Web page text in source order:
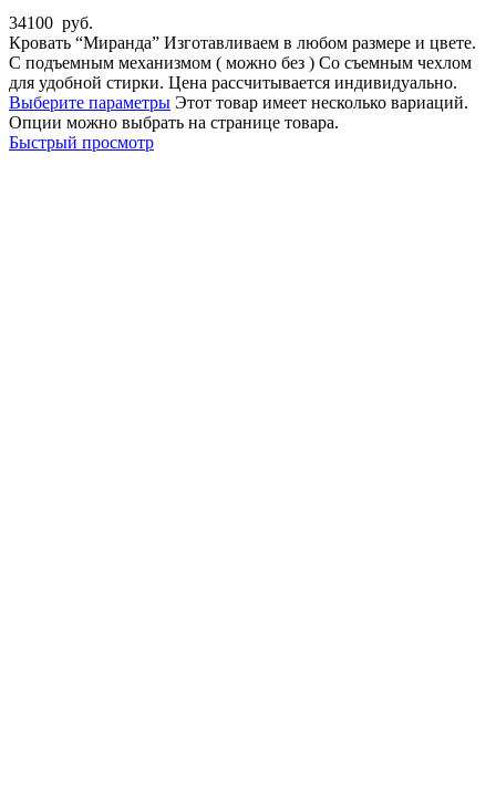
34100 руб.
Кровать “Миранда” Изготавливаем в любом размере и цвете.
С подъемным механизмом ( можно без ) Со съемным чехлом
для удобной стирки. Цена рассчитывается индивидуально.
Выберите параметры Этот товар имеет несколько вариаций.
Опции можно выбрать на странице товара.
Быстрый просмотр